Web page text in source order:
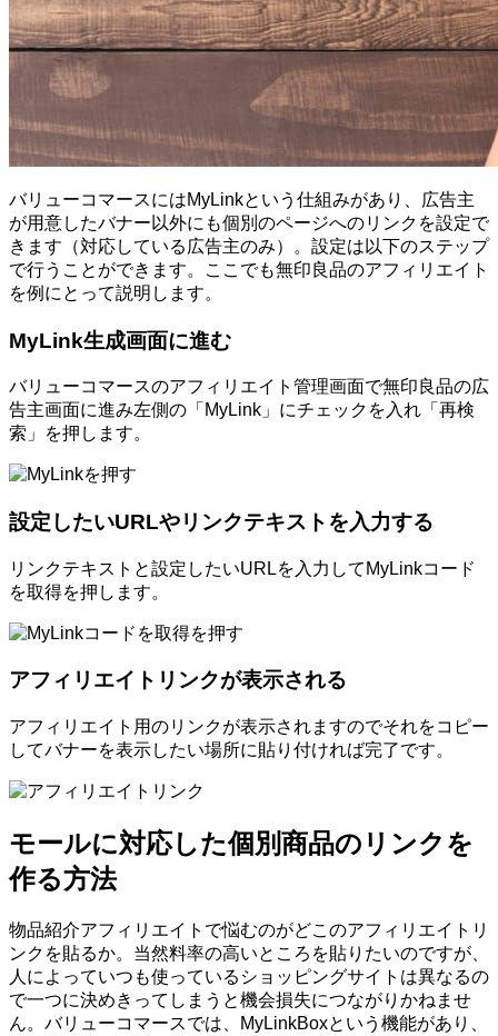
バリューコマースにはMyLinkという仕組みがあり、広告主
が用意したバナー以外にも個別のページへのリンクを設定で
きます（対応している広告主のみ）。設定は以下のステップ
で行うことができます。ここでも無印良品のアフィリエイト
を例にとって説明します。
MyLink生成画面に進む
バリューコマースのアフィリエイト管理画面で無印良品の広
告主画面に進み左側の「MyLink」にチェックを入れ「再検
索」を押します。
設定したいURLやリンクテキストを入力する
リンクテキストと設定したいURLを入力してMyLinkコード
を取得を押します。
アフィリエイトリンクが表示される
アフィリエイト用のリンクが表示されますのでそれをコピー
してバナーを表示したい場所に貼り付ければ完了です。
モールに対応した個別商品のリンクを
作る方法
物品紹介アフィリエイトで悩むのがどこのアフィリエイトリ
ンクを貼るか。当然料率の高いところを貼りたいのですが、
人によっていつも使っているショッピングサイトは異なるの
で一つに決めきってしまうと機会損失につながりかねませ
ん。バリューコマースでは、MyLinkBoxという機能があり、